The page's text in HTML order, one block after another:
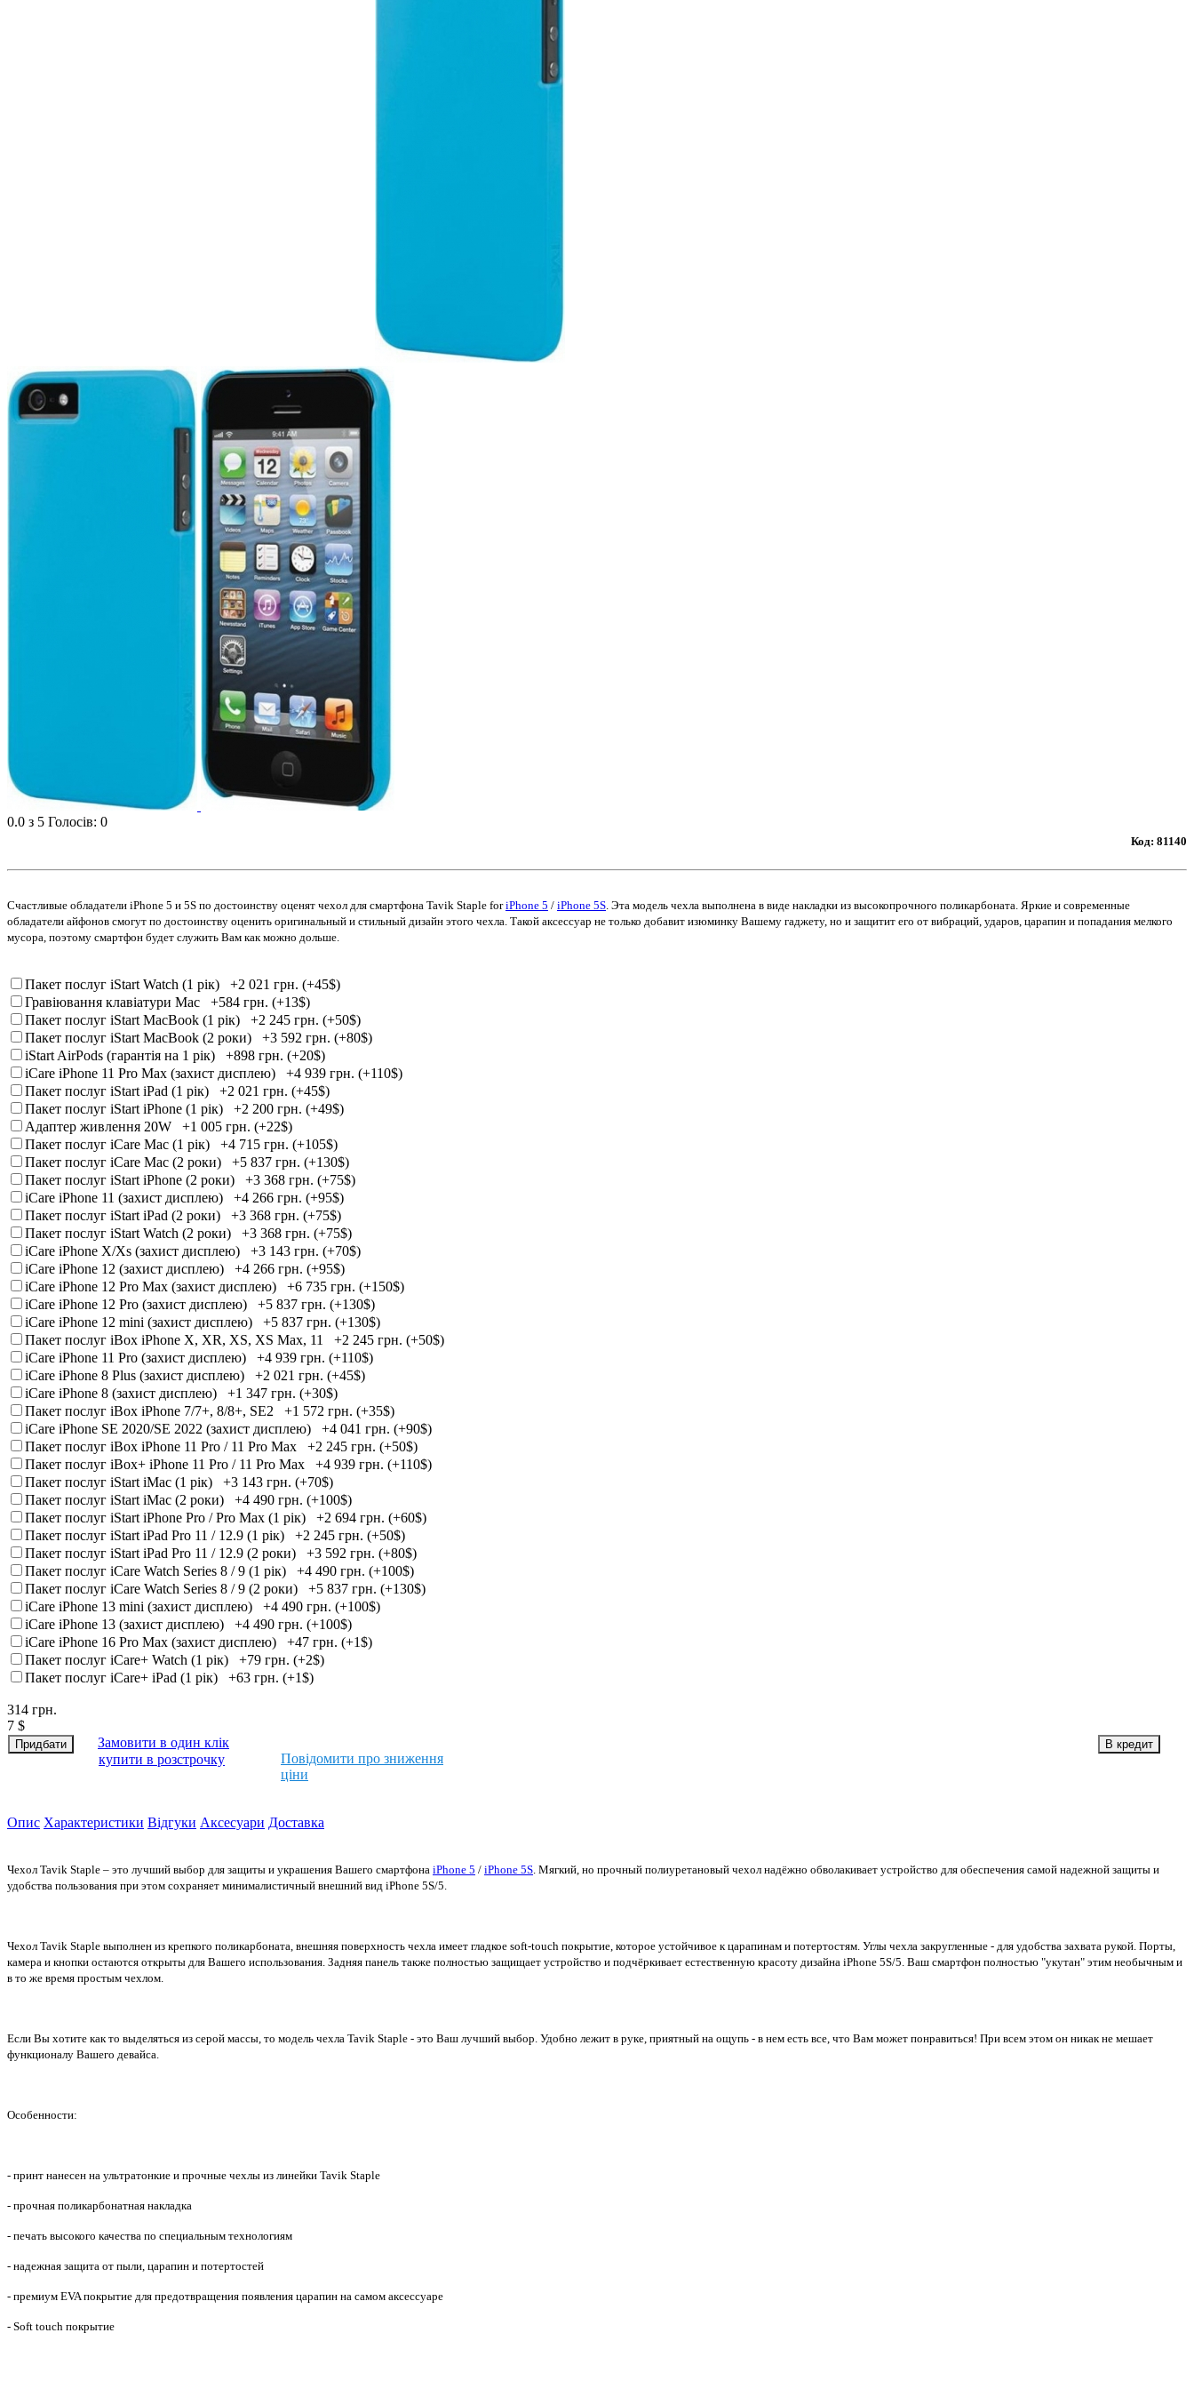
0.0 з 5 Голосів: 0
Код: 81140
Счастливые обладатели iPhone 5 и 5S по достоинству оценят чехол для смартфона Tavik Staple foriPhone 5 / iPhone 5S . Эта модель чехла выполнена в виде накладки из высокопрочного поликарбоната. Яркие и современные
обладатели айфонов смогут по достоинству оценить оригинальный и стильный дизайн этого чехла. Такой аксессуар не только добавит изюминку Вашему гаджету, но и защитит его от вибраций, ударов, царапин и попадания мелкого
мусора, поэтому смартфон будет служить Вам как можно дольше.
Пакет послуг iStart Watch (1 рік)
+2 021 грн. (+45$)
Гравіювання клавіатури Mac
+584 грн. (+13$)
Пакет послуг iStart MacBook (1 рік)
+2 245 грн. (+50$)
Пакет послуг iStart MacBook (2 роки)
+3 592 грн. (+80$)
iStart AirPods (гарантія на 1 рік)
+898 грн. (+20$)
iCare iPhone 11 Pro Max (захист дисплею)
+4 939 грн. (+110$)
Пакет послуг iStart iPad (1 рік)
+2 021 грн. (+45$)
Пакет послуг iStart iPhone (1 рік)
+2 200 грн. (+49$)
Адаптер живлення 20W
+1 005 грн. (+22$)
Пакет послуг iCare Mac (1 рік)
+4 715 грн. (+105$)
Пакет послуг iCare Mac (2 роки)
+5 837 грн. (+130$)
Пакет послуг iStart iPhone (2 роки)
+3 368 грн. (+75$)
iCare iPhone 11 (захист дисплею)
+4 266 грн. (+95$)
Пакет послуг iStart iPad (2 роки)
+3 368 грн. (+75$)
Пакет послуг iStart Watch (2 роки)
+3 368 грн. (+75$)
iCare iPhone X/Xs (захист дисплею)
+3 143 грн. (+70$)
iCare iPhone 12 (захист дисплею)
+4 266 грн. (+95$)
iCare iPhone 12 Pro Max (захист дисплею)
+6 735 грн. (+150$)
iCare iPhone 12 Pro (захист дисплею)
+5 837 грн. (+130$)
iCare iPhone 12 mini (захист дисплею)
+5 837 грн. (+130$)
Пакет послуг iBox iPhone X, XR, XS, XS Max, 11
+2 245 грн. (+50$)
iCare iPhone 11 Pro (захист дисплею)
+4 939 грн. (+110$)
iCare iPhone 8 Plus (захист дисплею)
+2 021 грн. (+45$)
iCare iPhone 8 (захист дисплею)
+1 347 грн. (+30$)
Пакет послуг iBox iPhone 7/7+, 8/8+, SE2
+1 572 грн. (+35$)
iCare iPhone SE 2020/SE 2022 (захист дисплею)
+4 041 грн. (+90$)
Пакет послуг iBox iPhone 11 Pro / 11 Pro Max
+2 245 грн. (+50$)
Пакет послуг iBox+ iPhone 11 Pro / 11 Pro Max
+4 939 грн. (+110$)
Пакет послуг iStart iMac (1 рік)
+3 143 грн. (+70$)
Пакет послуг iStart iMac (2 роки)
+4 490 грн. (+100$)
Пакет послуг iStart iPhone Pro / Pro Max (1 рік)
+2 694 грн. (+60$)
Пакет послуг iStart iPad Pro 11 / 12.9 (1 рік)
+2 245 грн. (+50$)
Пакет послуг iStart iPad Pro 11 / 12.9 (2 роки)
+3 592 грн. (+80$)
Пакет послуг iCare Watch Series 8 / 9 (1 рік)
+4 490 грн. (+100$)
Пакет послуг iCare Watch Series 8 / 9 (2 роки)
+5 837 грн. (+130$)
iCare iPhone 13 mini (захист дисплею)
+4 490 грн. (+100$)
iCare iPhone 13 (захист дисплею)
+4 490 грн. (+100$)
iCare iPhone 16 Pro Max (захист дисплею)
+47 грн. (+1$)
Пакет послуг iCare+ Watch (1 рік)
+79 грн. (+2$)
Пакет послуг iCare+ iPad (1 рік)
+63 грн. (+1$)
314 грн.
7 $
Замовити в один клік
купити в розстрочку
Повідомити про зниження
ціни
Опис Характеристики Відгуки Аксесуари Доставка
Чехол Tavik Staple – это лучший выбор для защиты и украшения Вашего смартфона iPhone 5 / iPhone 5S . Мягкий, но прочный полиуретановый чехол надёжно обволакивает устройство для обеспечения самой надежной защиты и
удобства пользования при этом сохраняет минималистичный внешний вид iPhone 5S/5.
Чехол Tavik Staple выполнен из крепкого поликарбоната, внешняя поверхность чехла имеет гладкое soft-touch покрытие, которое устойчивое к царапинам и потертостям. Углы чехла закругленные - для удобства захвата рукой. Порты,
камера и кнопки остаются открыты для Вашего использования. Задняя панель также полностью защищает устройство и подчёркивает естественную красоту дизайна iPhone 5S/5. Ваш смартфон полностью "укутан" этим необычным и
в то же время простым чехлом.
Если Вы хотите как то выделяться из серой массы, то модель чехла Tavik Staple - это Ваш лучший выбор. Удобно лежит в руке, приятный на ощупь - в нем есть все, что Вам может понравиться! При всем этом он никак не мешает
функционалу Вашего девайса.
Особенности:
- принт нанесен на ультратонкие и прочные чехлы из линейки Tavik Staple
- прочная поликарбонатная накладка
- печать высокого качества по специальным технологиям
- надежная защита от пыли, царапин и потертостей
- премиум EVA покрытие для предотвращения появления царапин на самом аксессуаре
- Soft touch покрытие